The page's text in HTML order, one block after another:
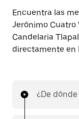
Encuentra las
Jerónimo Cuatro
Candelaria
directamente en
¿De